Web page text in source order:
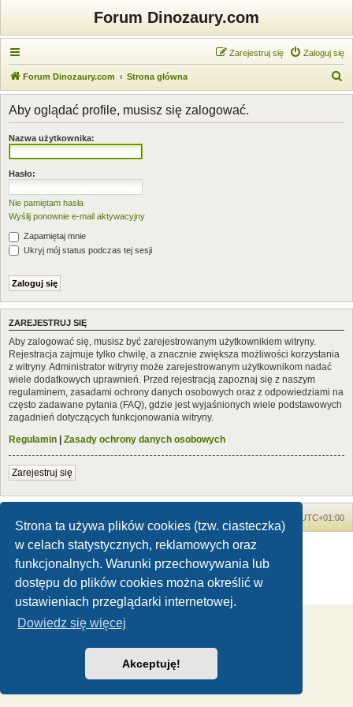
Strona ta używa plików cookies (tzw. ciasteczka)
w celach statystycznych, reklamowych oraz
funkcjonalnych. Warunki przechowywania lub
dostępu do plików cookies można określić w
ustawieniach przeglądarki internetowej.
Dowiedz się więcej
Akceptuję!
Forum Dinozaury.com
Zaloguj się
Zarejestruj się
Forum Dinozaury.com Strona główna
z
Aby oglądać profile, musisz się zalogować.
Nazwa użytkownika:
Hasło:
Nie pamiętam hasła
Wyślij ponownie e-mail aktywacyjny
Zapamiętaj mnie
Ukryj mój status podczas tej sesji
ZAREJESTRUJ SIĘ
Aby zalogować się, musisz być zarejestrowanym użytkownikiem witryny.
Rejestracja zajmuje tylko chwilę, a znacznie zwiększa możliwości korzystania
z witryny. Administrator witryny może zarejestrowanym użytkownikom nadać
wiele dodatkowych uprawnień. Przed rejestracją zapoznaj się z naszym
regulaminem, zasadami ochrony danych osobowych oraz z odpowiedziami na
często zadawane pytania (FAQ), gdzie jest wyjaśnionych wiele podstawowych
zagadnień dotyczących funkcjonowania witryny.
Regulamin | Zasady ochrony danych osobowych
Zarejestruj się
UTC+01:00
Dinozaury.com© 2006-2020
Technologię dostarczaphpBB® Forum Software © phpBB Limited
Zasady ochrony danych osobowych|Regulamin